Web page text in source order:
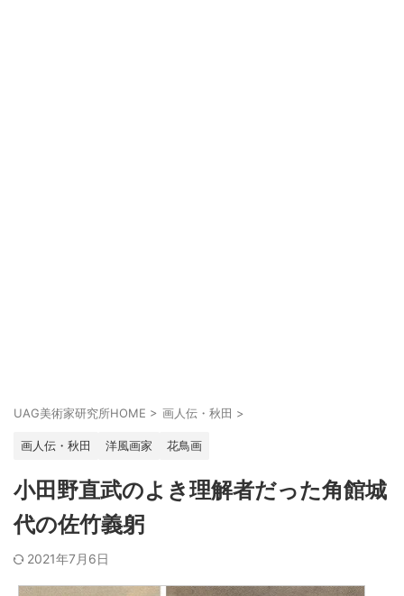
UAG美術家研究所HOME > 画人伝・秋田 >
画人伝・秋田 洋風画家 花鳥画
小田野直武のよき理解者だった角館城
代の佐竹義躬
2021年7月6日